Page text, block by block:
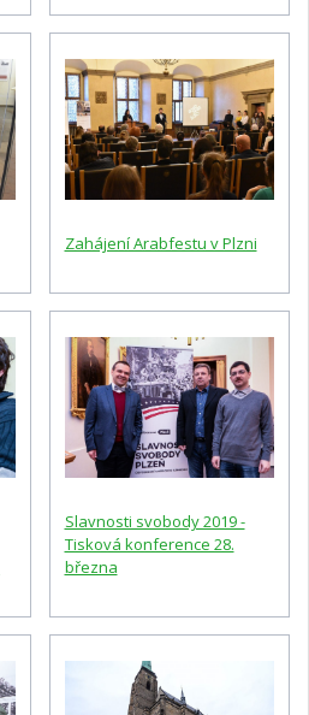
Zahájení Arabfestu v Plzni
Slavnosti svobody 2019 -
Tisková konference 28.
března